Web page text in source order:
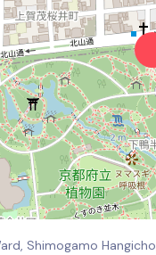
Shimogamo